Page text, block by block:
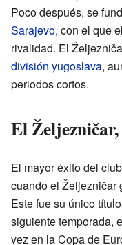
Poco después, se
Sarajevo, con el que
rivalidad. El
división yugoslava,
periodos cortos.
El
El mayor éxito del
cuando el Željezničar
Este fue su único
siguiente temporada,
vez en la Copa de